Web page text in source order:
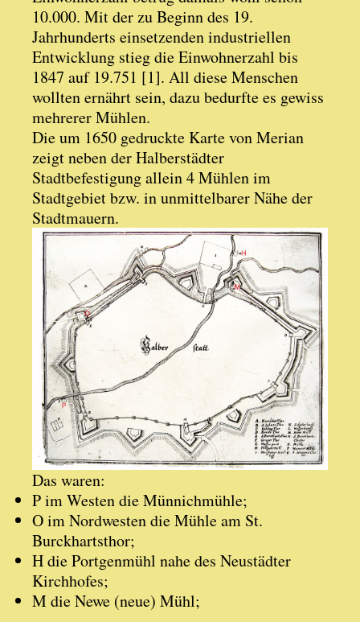
10.000. Mit der zu Beginn des 19.
Jahrhunderts einsetzenden industriellen
Entwicklung stieg die Einwohnerzahl bis
1847 auf 19.751 [1]. All diese Menschen
wollten ernährt sein, dazu bedurfte es gewiss
mehrerer Mühlen.
Die um 1650 gedruckte Karte von Merian
zeigt neben der Halberstädter
Stadtbefestigung allein 4 Mühlen im
Stadtgebiet bzw. in unmittelbarer Nähe der
Stadtmauern.
Das waren:
P im Westen die Münnichmühle;
O im Nordwesten die Mühle am St.
Burckhartsthor;
H die Portgenmühl nahe des Neustädter
Kirchhofes;
M die Newe (neue) Mühl;